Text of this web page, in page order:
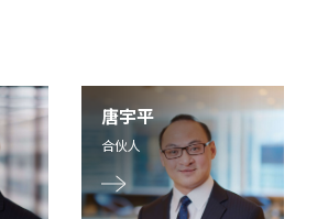
社区投入
应届毕业生招聘
唐宇平
合伙人